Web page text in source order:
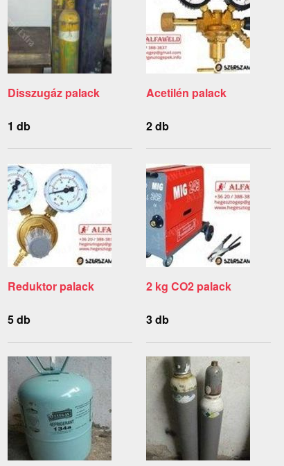
Disszugáz palack
1 db
Acetilén palack
2 db
Reduktor palack
5 db
2 kg CO2 palack
3 db